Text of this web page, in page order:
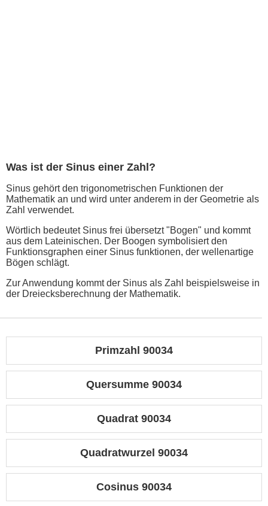
Was ist der Sinus einer Zahl?
Sinus gehört den trigonometrischen Funktionen der
Mathematik an und wird unter anderem in der Geometrie als
Zahl verwendet.
Wörtlich bedeutet Sinus frei übersetzt "Bogen" und kommt
aus dem Lateinischen. Der Boogen symbolisiert den
Funktionsgraphen einer Sinus funktionen, der wellenartige
Bögen schlägt.
Zur Anwendung kommt der Sinus als Zahl beispielsweise in
der Dreiecksberechnung der Mathematik.
Primzahl 90034
Quersumme 90034
Quadrat 90034
Quadratwurzel 90034
Cosinus 90034